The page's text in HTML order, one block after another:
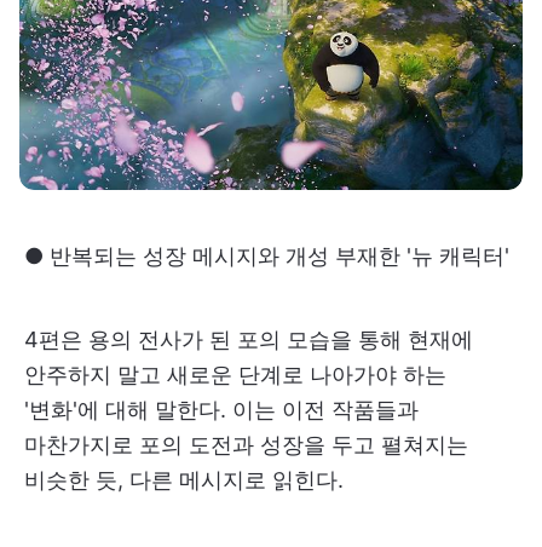
● 반복되는 성장 메시지와 개성 부재한 '뉴 캐릭터'
4편은 용의 전사가 된 포의 모습을 통해 현재에
안주하지 말고 새로운 단계로 나아가야 하는
'변화'에 대해 말한다. 이는 이전 작품들과
마찬가지로 포의 도전과 성장을 두고 펼쳐지는
비슷한 듯, 다른 메시지로 읽힌다.